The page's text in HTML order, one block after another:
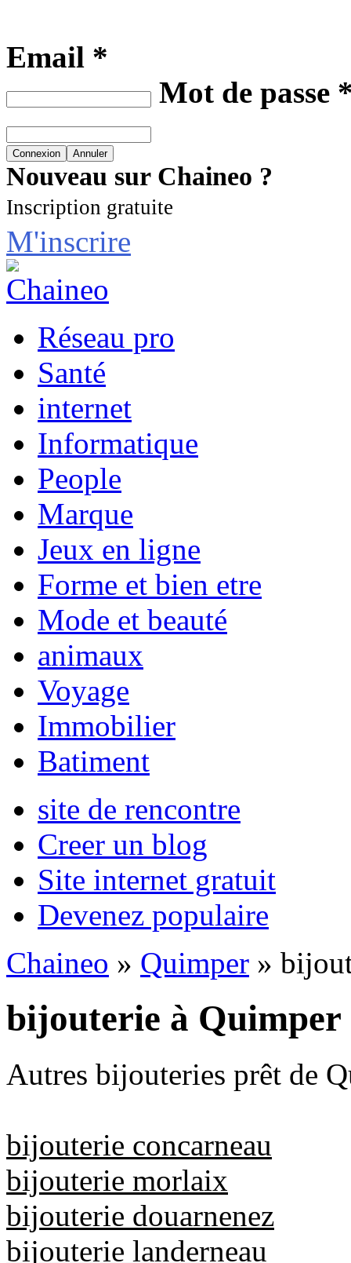
Email *
Mot de passe
Nouveau sur Chaineo ?
Inscription gratuite
M'inscrire
Réseau pro
Santé
internet
Informatique
People
Marque
Jeux en ligne
Forme et bien etre
Mode et beauté
animaux
Voyage
Immobilier
Batiment
site de rencontre
Creer un blog
Site internet gratuit
Devenez populaire
Chaineo » Quimper »
bijouterie à Quimper
Autres bijouteries prêt de
bijouterie concarneau
bijouterie morlaix
bijouterie douarnenez
bijouterie landerneau